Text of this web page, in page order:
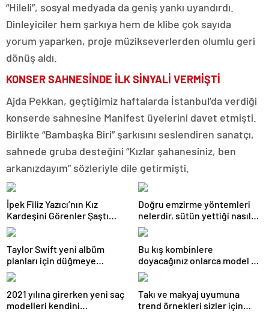
“Hileli”, sosyal medyada da geniş yankı uyandırdı.
Dinleyiciler hem şarkıya hem de klibe çok sayıda
yorum yaparken, proje müzikseverlerden olumlu geri
dönüş aldı.
KONSER SAHNESİNDE İLK SİNYALİ VERMİŞTİ
Ajda Pekkan, geçtiğimiz haftalarda İstanbul’da verdiği
konserde sahnesine Manifest üyelerini davet etmişti.
Birlikte “Bambaşka Biri” şarkısını seslendiren sanatçı,
sahnede gruba desteğini “Kızlar şahanesiniz, ben
arkanızdayım” sözleriyle dile getirmişti.
İpek Filiz Yazıcı’nın Kız
Kardeşini Görenler Şaştı
Kaldı: Resmen Kopyası!
Doğru emzirme yöntemleri
nelerdir, sütün yettiği nasıl
anlaşılır?
Taylor Swift yeni albüm
planları için düğmeye
bastığını sosyal medyadan
duyurdu!
Bu kış kombinlere
doyacağınız onlarca model ve
onlarca detay.
2021 yılına girerken yeni saç
modelleri kendini
Takı ve makyaj uyumuna
trend örnekleri sizler için